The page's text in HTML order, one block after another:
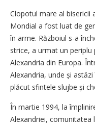
Clopotul mare al bisericii
Mondial a fost luat de
în arme. Războiul s-a
strice, a urmat un
Alexandria din Europa.
Alexandria, unde și
plăcut sfintele slujbe și
În martie 1994, la
Alexandriei, comunitatea